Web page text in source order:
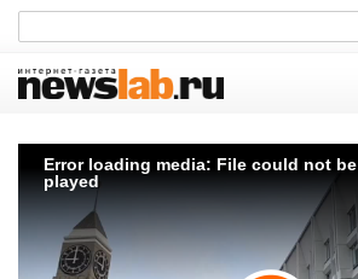
Error loading media: File could not be
played